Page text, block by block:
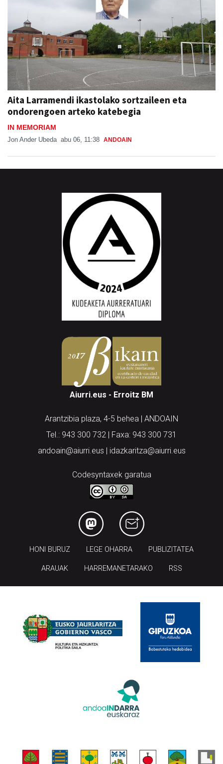
Aita Larramendi ikastolako sortzaileen eta
ondorengoen arteko katebegia
IN MEMORIAM
Jon Ander Ubeda abu 06, 11:38 ANDOAIN
Aiurri.eus - Erroitz BM
Arantzibia plaza, 4-5 behea | ANDOAIN
Tel.: 943 300 732 | Faxa: 943 300 731
andoain@aiurri.eus | idazkaritza@aiurri.eus
Codesyntaxek garatua
HONI BURUZ LEGE OHARRA PUBLIZITATEA
ARAUAK HARREMANETARAKO RSS